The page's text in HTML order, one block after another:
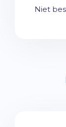
Niet